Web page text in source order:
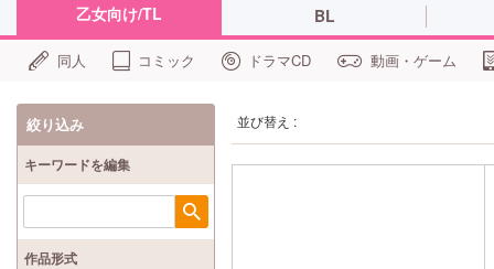
乙女向け/TL BL
同人 コミック ドラマCD 動画・ゲーム
並び替え :
絞り込み
キーワードを編集
検索
作品形式